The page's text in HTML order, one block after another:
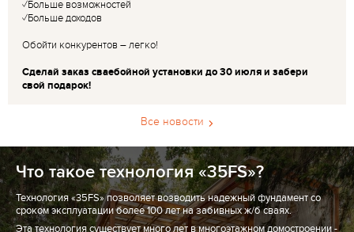
✓Больше возможностей
✓Больше доходов
Обойти конкурентов – легко!
Сделай заказ сваебойной установки до 30 июля и забери
свой подарок!
Все новости
Что такое технология «35FS»?
Технология «35FS» позволяет возводить надежный фундамент со
сроком эксплуатации более 100 лет на забивных ж/б сваях.
Эта технология существует много лет в многоэтажном домостроении -